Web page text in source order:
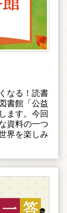
なる！読書
書館「公益
ます。今回
資料の一つ
界を楽しみ